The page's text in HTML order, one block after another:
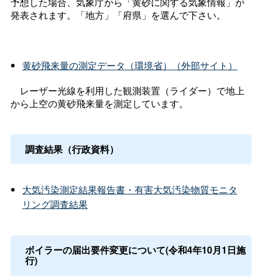
発表されます。「地方」「府県」を選んで下さい。
黄砂飛来量の測定データ（環境省）（外部サイト）
レーザー光線を利用した観測装置（ライダー）で地上
から上空の黄砂飛来量を測定しています。
調査結果（行政資料）
大気汚染測定結果報告書・有害大気汚染物質モニタ
リング調査結果
ボイラーの届出要件変更について(令和4年10月1日施
行)